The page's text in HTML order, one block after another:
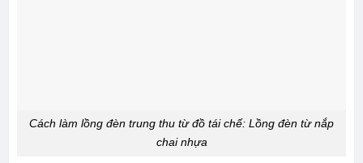
Cách làm lồng đèn trung thu từ đồ tái chế: Lồng đèn từ nắp
chai nhựa